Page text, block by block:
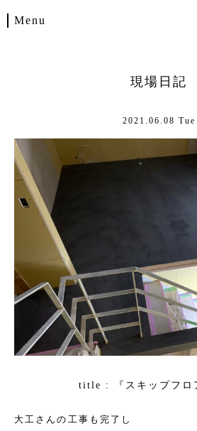
Menu
Company
Contact
現場日記
2021.06.08 Tue
title : 『スキップフロ
大工さんの工事も完了し